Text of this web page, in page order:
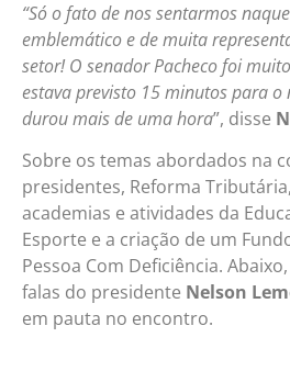
“Só o fato de nos sentarmos
emblemático e de muita
setor! O senador Pacheco foi
estava previsto 15 minutos para o
durou mais de uma hora”, disse
Sobre os temas abordados na
presidentes, Reforma
academias e atividades da
Esporte e a criação de um
Pessoa Com Deficiência.
falas do presidente Nelson
em pauta no encontro.